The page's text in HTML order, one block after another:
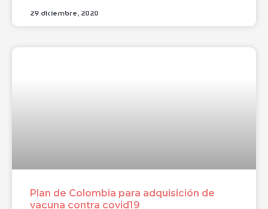
29 diciembre, 2020
Plan de Colombia para adquisición de
vacuna contra covid19